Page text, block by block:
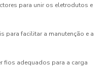
para unir os eletrodutos e
para facilitar a manutenção e a
fios adequados para a carga